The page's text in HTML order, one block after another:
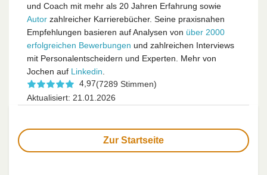
und Coach mit mehr als 20 Jahren Erfahrung sowie
Autor zahlreicher Karrierebücher. Seine praxisnahen
Empfehlungen basieren auf Analysen von über 2000
erfolgreichen Bewerbungen und zahlreichen Interviews
mit Personalentscheidern und Experten. Mehr von
Jochen auf Linkedin
4,97(7289 Stimmen)
Aktualisiert: 21.01.2026
Zur Startseite